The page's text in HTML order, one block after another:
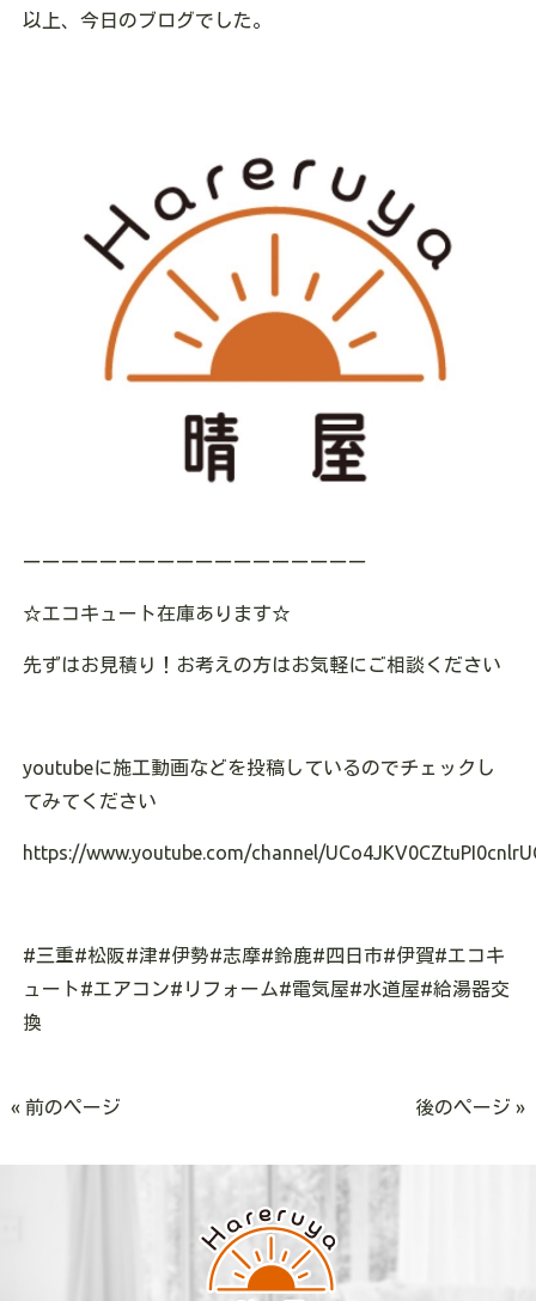
以上、今日のブログでした。
ーーーーーーーーーーーーーーーーーー
☆エコキュート在庫あります☆
先ずはお見積り！お考えの方はお気軽にご相談ください
youtubeに施工動画などを投稿しているのでチェックし
てみてください
https://www.youtube.com/channel/
#三重#松阪#津#伊勢#志摩#鈴鹿#四日市#伊賀#エコキ
ュート#エアコン#リフォーム#電気屋#水道屋#給湯器交
換
« 前のページ 後のページ »